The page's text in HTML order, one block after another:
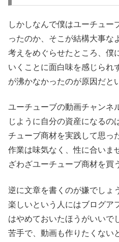
しかしなんで僕はユーチュー
ったのか、そこが結構大事な
考えをめぐらせたところ、僕
いくことに面白味を感じられ
が沸かなかったのが原因だと
ユーチューブの動画チャンネ
じように自分の資産になるの
チューブ商材を実践して思っ
作業は味気なく、性に合いま
ざわざユーチューブ商材を買
逆に文章を書くのが嫌でしょ
楽しいという人にはブログア
はやめておいたほうがいいで
苦手で、動画も作りたくない